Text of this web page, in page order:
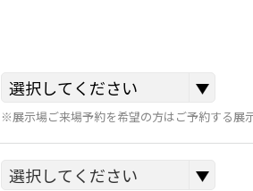
※展示場ご来場予約を希望の方はご予約する展